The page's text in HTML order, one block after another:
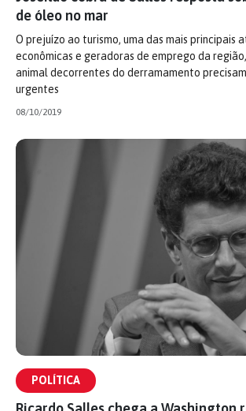
de óleo no mar
O prejuízo ao turismo, uma das mais principais
econômicas e geradoras de emprego da
animal decorrentes do derramamento
urgentes
08/10/2019
POLÍTICA